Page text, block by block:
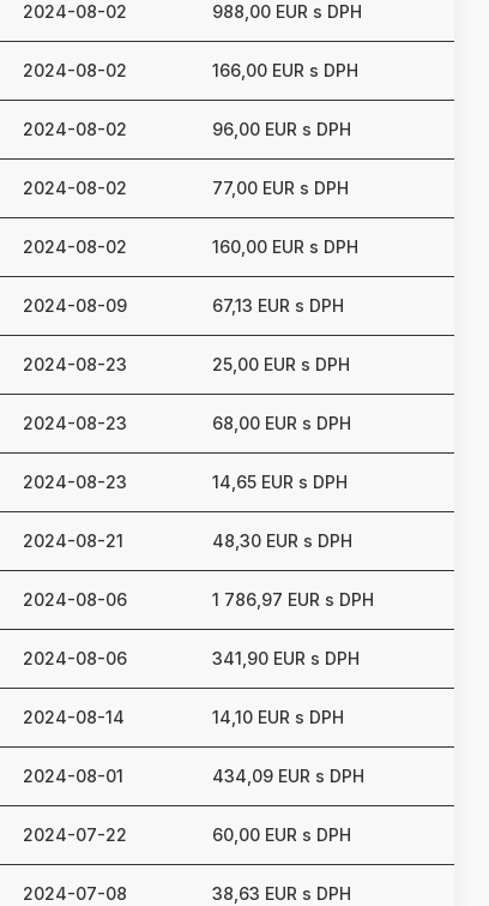
2024-08-02 988,00 EUR s DPH
2024-08-02 166,00 EUR s DPH
2024-08-02 96,00 EUR s DPH
2024-08-02 77,00 EUR s DPH
2024-08-02 160,00 EUR s DPH
2024-08-09 67,13 EUR s DPH
2024-08-23 25,00 EUR s DPH
2024-08-23 68,00 EUR s DPH
2024-08-23 14,65 EUR s DPH
2024-08-21 48,30 EUR s DPH
2024-08-06 1 786,97 EUR s DPH
2024-08-06 341,90 EUR s DPH
2024-08-14 14,10 EUR s DPH
2024-08-01 434,09 EUR s DPH
2024-07-22 60,00 EUR s DPH
2024-07-08 38,63 EUR s DPH